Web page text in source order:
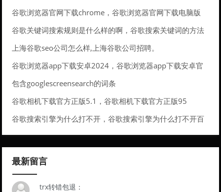
谷歌浏览器官网下载chrome，谷歌浏览器官网下载电脑版
谷歌关键词搜索规则是什么样的啊，谷歌搜索关键词的方法
上海谷歌seo公司怎么样,上海谷歌公司招聘。
谷歌浏览器app下载安卓2024，谷歌浏览器app下载安卓官
网
包含googlescreensearch的词条
谷歌相机下载官方正版5.1，谷歌相机下载官方正版95
谷歌搜索引擎为什么打不开，谷歌搜索引擎为什么打不开百
度网盘
最新留言
trx转错包退：